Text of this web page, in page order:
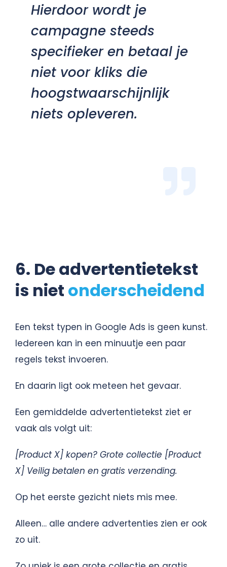
Hierdoor wordt je
campagne steeds
specifieker en betaal je
niet voor kliks die
hoogstwaarschijnlijk
niets opleveren.
6. De advertentietekst
is niet onderscheidend
Een tekst typen in Google Ads is geen kunst.
Iedereen kan in een minuutje een paar
regels tekst invoeren.
En daarin ligt ook meteen het gevaar.
Een gemiddelde advertentietekst ziet er
vaak als volgt uit:
[Product X] kopen? Grote collectie [Product
X] Veilig betalen en gratis verzending.
Op het eerste gezicht niets mis mee.
Alleen… alle andere advertenties zien er ook
zo uit.